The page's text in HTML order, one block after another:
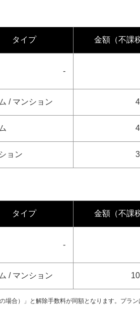
タイプ 金額（不課
-
/ マンション
ョン
タイプ 金額（不課
-
/ マンション
合）」と解除手数料が同額となります。プラ